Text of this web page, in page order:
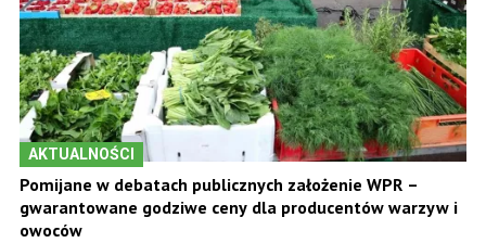
AKTUALNOŚCI
Pomijane w debatach publicznych założenie WPR –
gwarantowane godziwe ceny dla producentów warzyw i
owoców